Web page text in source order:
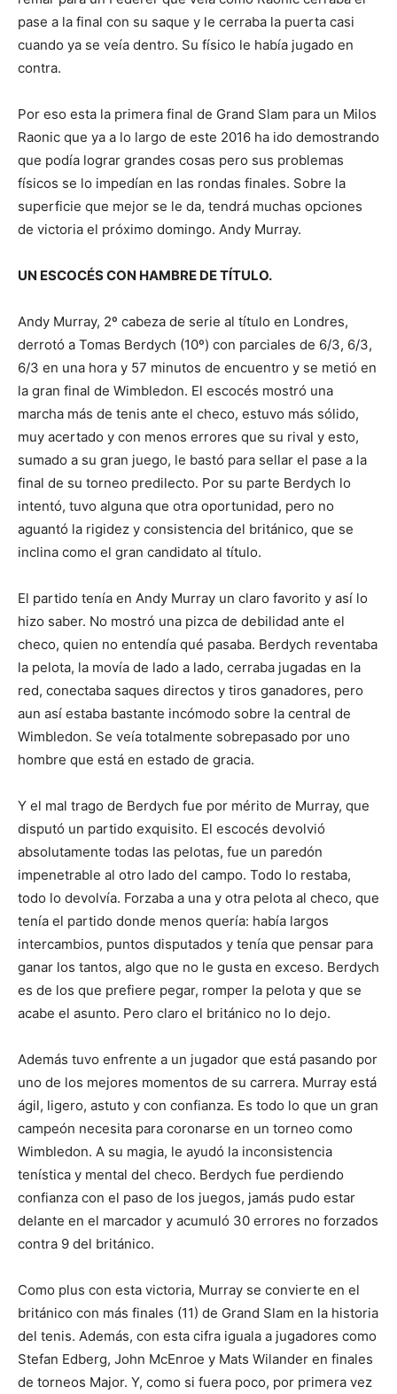
pase a la final con su saque y le cerraba la puerta casi
cuando ya se veía dentro. Su físico le había jugado en
contra.
Por eso esta la primera final de Grand Slam para un Milos
Raonic que ya a lo largo de este 2016 ha ido demostrando
que podía lograr grandes cosas pero sus problemas
físicos se lo impedían en las rondas finales. Sobre la
superficie que mejor se le da, tendrá muchas opciones
de victoria el próximo domingo. Andy Murray.
UN ESCOCÉS CON HAMBRE DE TÍTULO.
Andy Murray, 2º cabeza de serie al título en Londres,
derrotó a Tomas Berdych (10º) con parciales de 6/3, 6/3,
6/3 en una hora y 57 minutos de encuentro y se metió en
la gran final de Wimbledon. El escocés mostró una
marcha más de tenis ante el checo, estuvo más sólido,
muy acertado y con menos errores que su rival y esto,
sumado a su gran juego, le bastó para sellar el pase a la
final de su torneo predilecto. Por su parte Berdych lo
intentó, tuvo alguna que otra oportunidad, pero no
aguantó la rigidez y consistencia del británico, que se
inclina como el gran candidato al título.
El partido tenía en Andy Murray un claro favorito y así lo
hizo saber. No mostró una pizca de debilidad ante el
checo, quien no entendía qué pasaba. Berdych reventaba
la pelota, la movía de lado a lado, cerraba jugadas en la
red, conectaba saques directos y tiros ganadores, pero
aun así estaba bastante incómodo sobre la central de
Wimbledon. Se veía totalmente sobrepasado por uno
hombre que está en estado de gracia.
Y el mal trago de Berdych fue por mérito de Murray, que
disputó un partido exquisito. El escocés devolvió
absolutamente todas las pelotas, fue un paredón
impenetrable al otro lado del campo. Todo lo restaba,
todo lo devolvía. Forzaba a una y otra pelota al checo, que
tenía el partido donde menos quería: había largos
intercambios, puntos disputados y tenía que pensar para
ganar los tantos, algo que no le gusta en exceso. Berdych
es de los que prefiere pegar, romper la pelota y que se
acabe el asunto. Pero claro el británico no lo dejo.
Además tuvo enfrente a un jugador que está pasando por
uno de los mejores momentos de su carrera. Murray está
ágil, ligero, astuto y con confianza. Es todo lo que un gran
campeón necesita para coronarse en un torneo como
Wimbledon. A su magia, le ayudó la inconsistencia
tenística y mental del checo. Berdych fue perdiendo
confianza con el paso de los juegos, jamás pudo estar
delante en el marcador y acumuló 30 errores no forzados
contra 9 del británico.
Como plus con esta victoria, Murray se convierte en el
británico con más finales (11) de Grand Slam en la historia
del tenis. Además, con esta cifra iguala a jugadores como
Stefan Edberg, John McEnroe y Mats Wilander en finales
de torneos Major. Y, como si fuera poco, por primera vez